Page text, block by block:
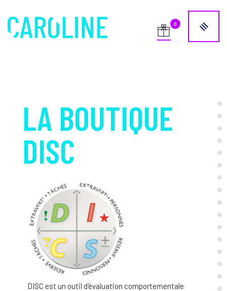
LA BOUTIQUE
DISC
DISC est un outil d'évaluation comportementale